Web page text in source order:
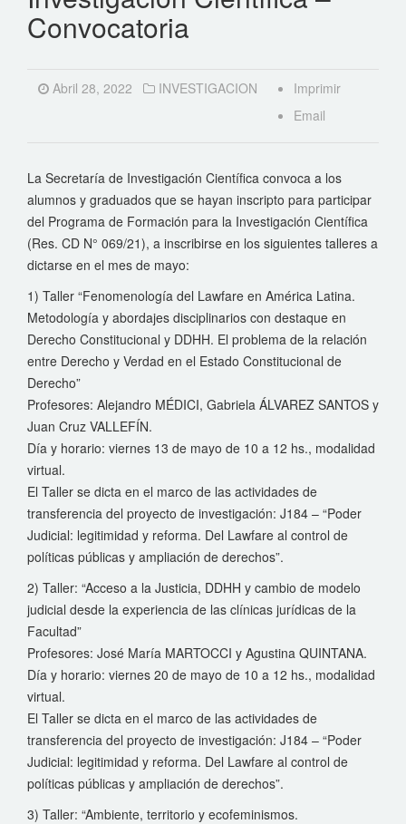
Convocatoria
Abril 28, 2022 INVESTIGACION
Imprimir
Email
La Secretaría de Investigación Científica convoca a los
alumnos y graduados que se hayan inscripto para participar
del Programa de Formación para la Investigación Científica
(Res. CD N° 069/21), a inscribirse en los siguientes talleres a
dictarse en el mes de mayo:
1) Taller “Fenomenología del Lawfare en América Latina.
Metodología y abordajes disciplinarios con destaque en
Derecho Constitucional y DDHH. El problema de la relación
entre Derecho y Verdad en el Estado Constitucional de
Derecho”
Profesores: Alejandro MÉDICI, Gabriela ÁLVAREZ SANTOS y
Juan Cruz VALLEFÍN.
Día y horario: viernes 13 de mayo de 10 a 12 hs., modalidad
virtual.
El Taller se dicta en el marco de las actividades de
transferencia del proyecto de investigación: J184 – “Poder
Judicial: legitimidad y reforma. Del Lawfare al control de
políticas públicas y ampliación de derechos”.
2) Taller: “Acceso a la Justicia, DDHH y cambio de modelo
judicial desde la experiencia de las clínicas jurídicas de la
Facultad”
Profesores: José María MARTOCCI y Agustina QUINTANA.
Día y horario: viernes 20 de mayo de 10 a 12 hs., modalidad
virtual.
El Taller se dicta en el marco de las actividades de
transferencia del proyecto de investigación: J184 – “Poder
Judicial: legitimidad y reforma. Del Lawfare al control de
políticas públicas y ampliación de derechos”.
3) Taller: “Ambiente, territorio y ecofeminismos.